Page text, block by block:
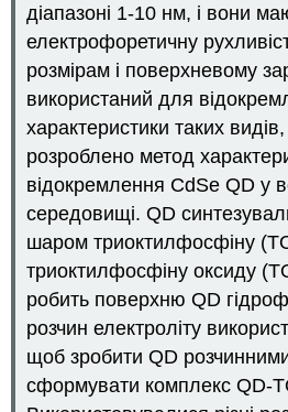
діапазоні 1-10 нм, і вони
електрофоретичну
розмірам і поверхневому
використаний для
характеристики таких
розроблено метод
відокремлення CdSe QD у
середовищі. QD
шаром триоктилфосфіну
триоктилфосфіну оксиду
робить поверхню QD
розчин електроліту
щоб зробити QD
сформувати комплекс QD-